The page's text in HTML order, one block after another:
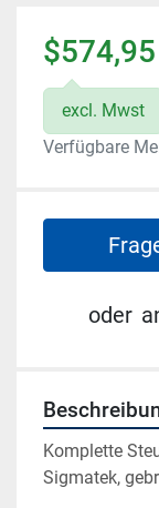
$574,95
excl. Mwst
Verfügbare
oder
Komplette
Sigmatek,